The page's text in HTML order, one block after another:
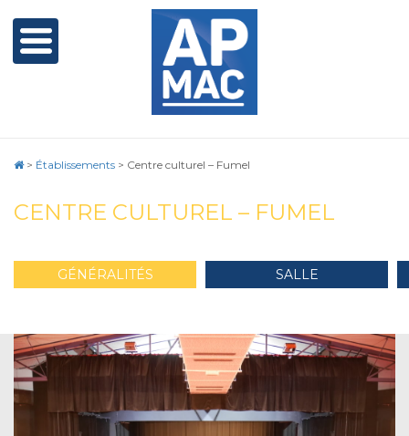
> Établissements > Centre culturel – Fumel
CENTRE CULTUREL – FUMEL
GÉNÉRALITÉS SALLE